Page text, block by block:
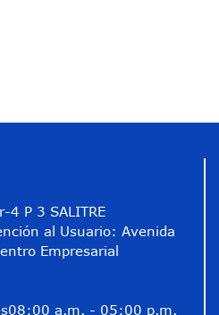
4 P 3 SALITRE
al Usuario: Avenida
Empresarial
08:00 a.m. - 05:00 p.m.